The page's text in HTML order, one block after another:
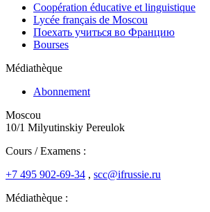
Coopération éducative et linguistique
Lycée français de Moscou
Поехать учиться во Францию
Bourses
Médiathèque
Abonnement
Moscou
10/1 Milyutinskiy Pereulok
Cours / Examens :
+7 495 902-69-34 , scc@ifrussie.ru
Médiathèque :